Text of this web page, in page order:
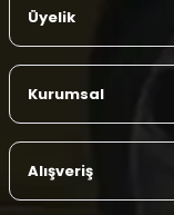
Üyelik
Kurumsal
Alışveriş